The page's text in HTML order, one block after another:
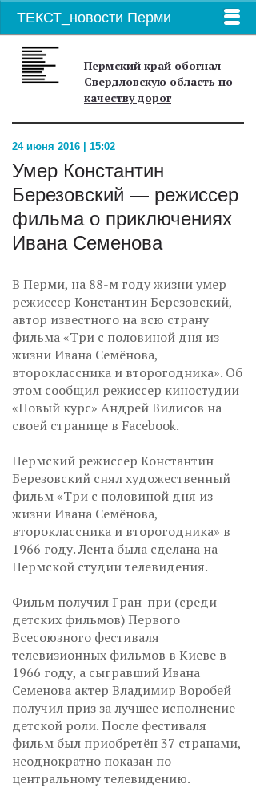
ТЕКСТ_новости Перми
Пермский край обогнал
Свердловскую область по
качеству дорог
24 июня 2016 | 15:02
Умер Константин
Березовский — режиссер
фильма о приключениях
Ивана Семенова
В Перми, на 88-м году жизни умер
режиссер Константин Березовский,
автор известного на всю страну
фильма «Три с половиной дня из
жизни Ивана Семёнова,
второклассника и второгодника». Об
этом сообщил режиссер киностудии
«Новый курс» Андрей Вилисов на
своей странице в Facebook.
Пермский режиссер Константин
Березовский снял художественный
фильм «Три с половиной дня из
жизни Ивана Семёнова,
второклассника и второгодника» в
1966 году. Лента была сделана на
Пермской студии телевидения.
Фильм получил Гран-при (среди
детских фильмов) Первого
Всесоюзного фестиваля
телевизионных фильмов в Киеве в
1966 году, а сыгравший Ивана
Семенова актер Владимир Воробей
получил приз за лучшее исполнение
детской роли. После фестиваля
фильм был приобретён 37 странами,
неоднократно показан по
центральному телевидению.